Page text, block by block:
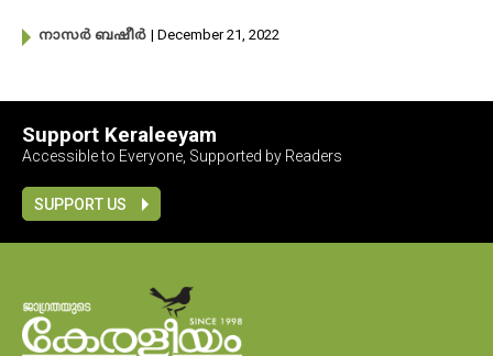
നാസർ ബഷീർ | December 21, 2022
Support Keraleeyam
Accessible to Everyone, Supported by Readers
SUPPORT US